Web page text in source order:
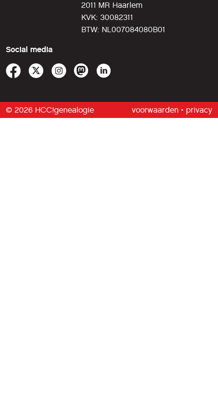
2011 MR Haarlem
KVK: 30082311
BTW: NL007084080B01
Social media
© 2026 HCC!genealogie voorwaarden • privacy